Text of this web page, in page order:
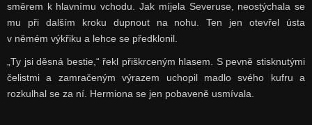
směrem k hlavnímu vchodu. Jak míjela Severuse, neostýchala se
mu při dalším kroku dupnout na nohu. Ten jen otevřel ústa
v němém výkřiku a lehce se předklonil.
„Ty jsi děsná bestie,“ řekl přiškrceným hlasem. S pevně stisknutými
čelistmi a zamračeným výrazem uchopil madlo svého kufru a
rozkulhal se za ní. Hermiona se jen pobaveně usmívala.